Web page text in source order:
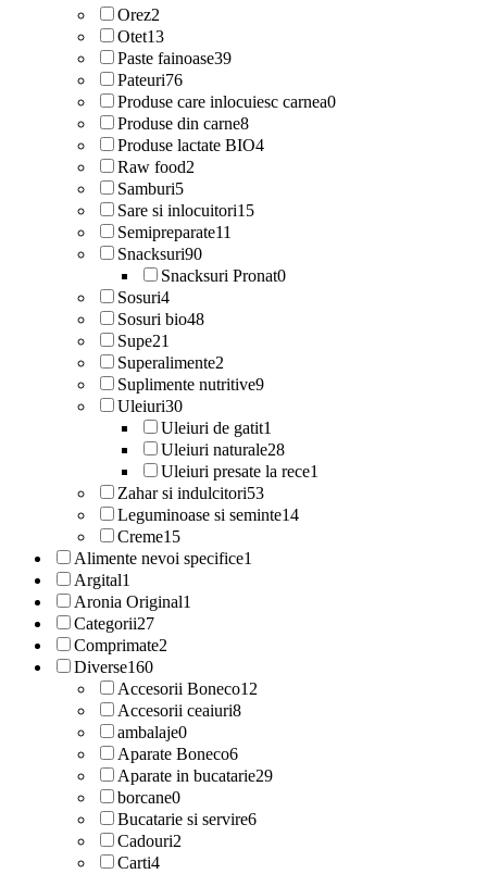
Orez2
Otet13
Paste fainoase39
Pateuri76
Produse care inlocuiesc carnea0
Produse din carne8
Produse lactate BIO4
Raw food2
Samburi5
Sare si inlocuitori15
Semipreparate11
Snacksuri90
Snacksuri Pronat0
Sosuri4
Sosuri bio48
Supe21
Superalimente2
Suplimente nutritive9
Uleiuri30
Uleiuri de gatit1
Uleiuri naturale28
Uleiuri presate la rece1
Zahar si indulcitori53
Leguminoase si seminte14
Creme15
Alimente nevoi specifice1
Argital1
Aronia Original1
Categorii27
Comprimate2
Diverse160
Accesorii Boneco12
Accesorii ceaiuri8
ambalaje0
Aparate Boneco6
Aparate in bucatarie29
borcane0
Bucatarie si servire6
Cadouri2
Carti4